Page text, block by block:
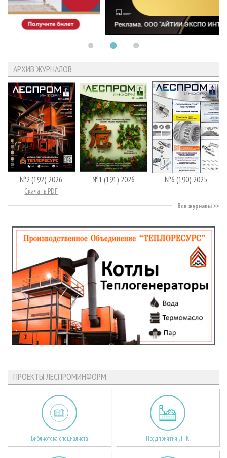
АРХИВ ЖУРНАЛОВ
№2 (192) 2026
Скачать PDF
№1 (191) 2026 №6 (190) 2025
Все журналы
ПРОЕКТЫ ЛЕСПРОМИНФОРМ
Библиотека специалиста Предприятия ЛПК